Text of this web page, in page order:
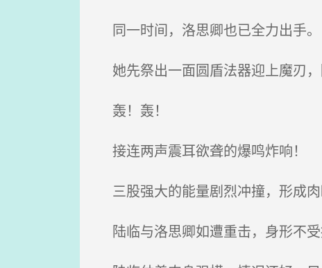
同一时间，洛思卿也已全力出手。
她先祭出一面圆盾法器迎上魔刃，
轰！轰！
接连两声震耳欲聋的爆鸣炸响！
三股强大的能量剧烈冲撞，形成肉
陆临与洛思卿如遭重击，身形不受